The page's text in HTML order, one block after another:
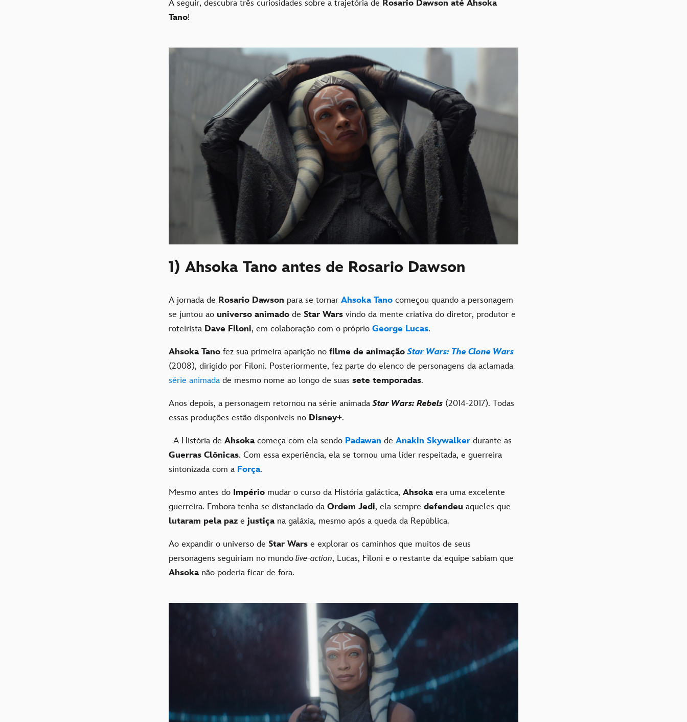
A seguir, descubra três curiosidades sobre a trajetória de Rosario Dawson até Ahsoka
Tano!
1) Ahsoka Tano antes de Rosario Dawson
A jornada de Rosario Dawson para se tornar Ahsoka Tano começou quando a personagem
se juntou ao universo animado de Star Wars vindo da mente criativa do diretor, produtor e
roteirista Dave Filoni, em colaboração com o próprio George Lucas.
Ahsoka Tano fez sua primeira aparição no filme de animação Star Wars: The Clone Wars
(2008), dirigido por Filoni. Posteriormente, fez parte do elenco de personagens da aclamada
série animada de mesmo nome ao longo de suas sete temporadas.
Anos depois, a personagem retornou na série animadaStar Wars: Rebels (2014-2017). Todas
essas produções estão disponíveis no Disney+.
A História de Ahsoka começa com ela sendo Padawan de Anakin Skywalker durante as
Guerras Clônicas. Com essa experiência, ela se tornou uma líder respeitada, e guerreira
sintonizada com a Força.
Mesmo antes do Império mudar o curso da História galáctica, Ahsoka era uma excelente
guerreira. Embora tenha se distanciado da Ordem Jedi, ela sempre defendeu aqueles que
lutaram pela paz e justiça na galáxia, mesmo após a queda da República.
Ao expandir o universo de Star Wars e explorar os caminhos que muitos de seus
personagens seguiriam no mundo live-action, Lucas, Filoni e o restante da equipe sabiam que
Ahsoka não poderia ficar de fora.